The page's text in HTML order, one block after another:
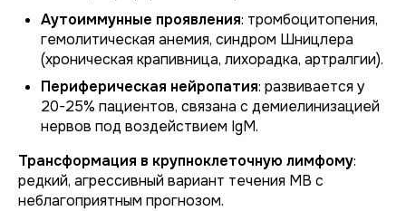
Аутоиммунные проявления: тромбоцитопения,
гемолитическая анемия, синдром Шницлера
(хроническая крапивница, лихорадка, артралгии).
Периферическая нейропатия: развивается у
20-25% пациентов, связана с демиелинизацией
нервов под воздействием IgM.
Трансформация в крупноклеточную лимфому:
редкий, агрессивный вариант течения МВ с
неблагоприятным прогнозом.